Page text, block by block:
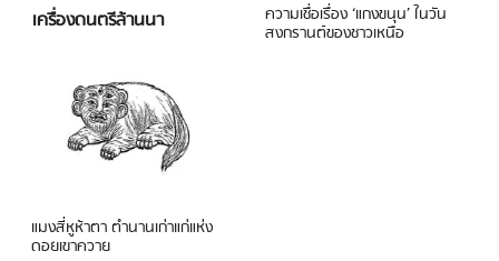
เครื่องดนตรีล้านนา ความเชื่อเรื่อง ‘แกงขนุน’ ในวัน
สงกรานต์ของชาวเหนือ
แมงสี่หูห้าตา ตำนานเก่าแก่แห่ง
ดอยเขาควาย